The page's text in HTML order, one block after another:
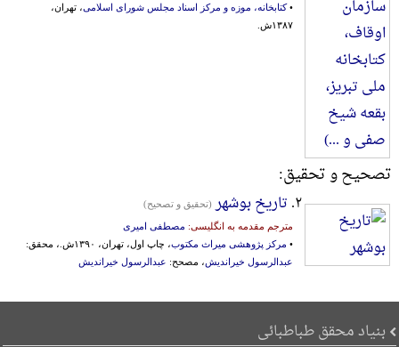
•کتابخانه، موزه و مرکز اسناد مجلس شورای اسلامی، تهران،
۱۳۸۷ش.
تصحیح و تحقیق:
۲. تاریخ بوشهر (تحقیق و تصحیح)
مترجم مقدمه به انگلیسی: مصطفی امیری
• مرکز پژوهشی میراث مکتوب، چاپ اول، تهران، ۱۳۹۰ش.، محقق:
عبدالرسول خیراندیش، مصحح: عبدالرسول خیراندیش
بنیاد محقق طباطبائی